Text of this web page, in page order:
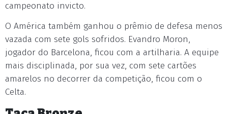
campeonato invicto.
O América também ganhou o prêmio de defesa menos
vazada com sete gols sofridos. Evandro Moron,
jogador do Barcelona, ficou com a artilharia. A equipe
mais disciplinada, por sua vez, com sete cartões
amarelos no decorrer da competição, ficou com o
Celta.